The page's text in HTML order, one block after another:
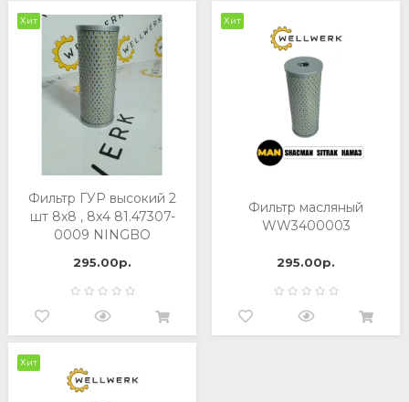
Хит
Фильтр ГУР высокий 2
шт 8x8 , 8x4 81.47307-
0009 NINGBO
295.00р.
Хит
Фильтр масляный
WW3400003
295.00р.
Хит